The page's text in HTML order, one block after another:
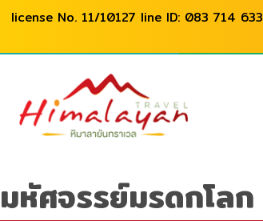
license No. 11/10127 line ID: 083 714
มหัศจรรย์มรดกโล